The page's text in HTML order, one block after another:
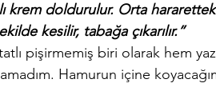
krem doldurulur. Orta
kesilir, tabağa çıkarılır.”
pişirmemiş biri olarak hem
Hamurun içine